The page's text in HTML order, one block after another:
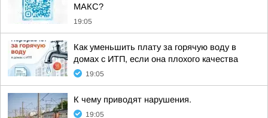
МАКС?
19:05
Как уменьшить плату за горячую воду в
домах с ИТП, если она плохого качества
19:05
К чему приводят нарушения.
19:05